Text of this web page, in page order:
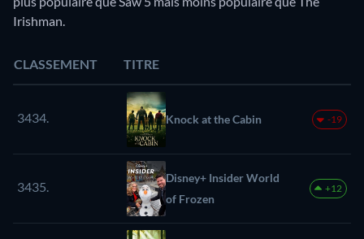
Irishman.
CLASSEMENT TITRE
3434. Knock at the Cabin -19
3435.
Disney+ Insider World
of Frozen
+12